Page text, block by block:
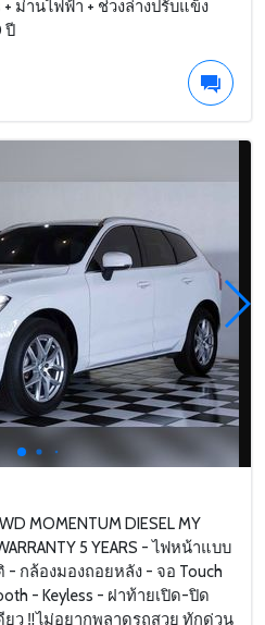
+ ม่านไฟฟ้า + ช่วงล่างปรับแข็ง
ปี
MOMENTUM DIESEL MY
5 YEARS - ไฟหน้าแบบ
กล้องมองถอยหลัง - จอ Touch
- Keyless - ฝาท้ายเปิด-ปิด
ยว ‼️ไม่อยากพลาดรถสวย ทักด่วน